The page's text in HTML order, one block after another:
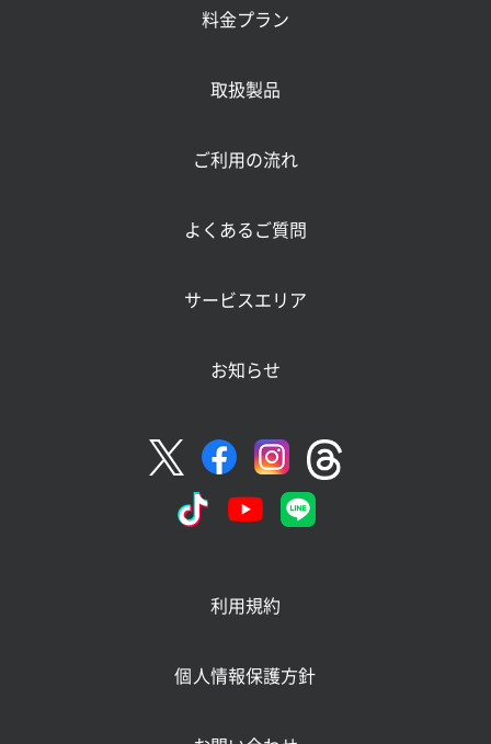
料金プラン
取扱製品
ご利用の流れ
よくあるご質問
サービスエリア
お知らせ
利用規約
個人情報保護方針